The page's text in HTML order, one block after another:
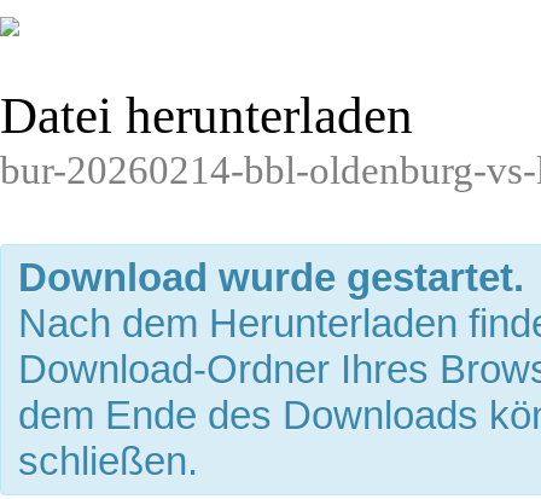
Datei herunterladen
bur-20260214-bbl-oldenburg-
Download wurde gestartet.
Nach dem Herunterladen
Download-Ordner Ihres
dem Ende des Downloads
schließen.